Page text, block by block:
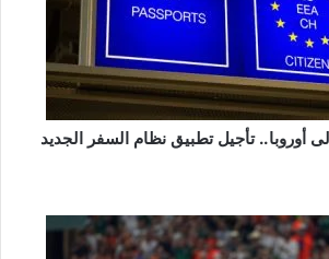
أوروبا.. تأجيل تطبيق نظام السفر الجديد